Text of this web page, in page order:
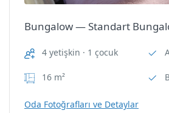
Oda Özellikleri
Air conditioning
Balcony
Bungalow — Standart
4 yetişkin · 1 çocuk
16 m²
Oda Fotoğrafları ve Detaylar